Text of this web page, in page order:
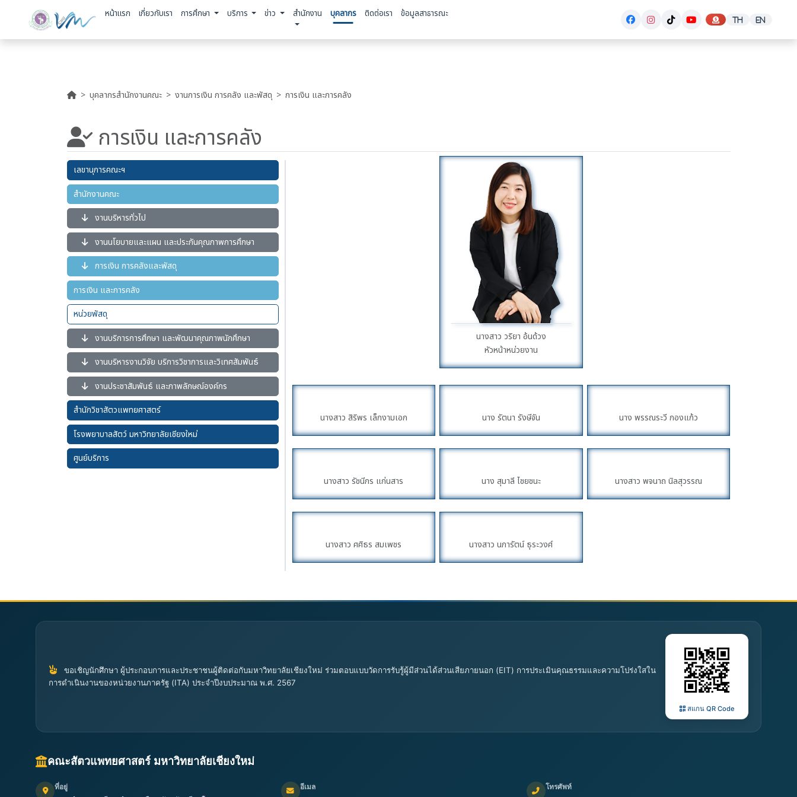
หน้าแรก เกี่ยวกับเรา การศึกษา บริการ ข่าว สำนักงาน บุคลากร ติดต่อเรา ข้อมูลสาธารณะ
บุคลากรสำนักงานคณะ งานการเงิน การคลัง และพัสดุ การเงิน และการคลัง
การเงิน และการคลัง
เลขานุการคณะฯ
สำนักงานคณะ
งานบริหารทั่วไป
งานนโยบายและแผน และประกันคุณภาพการศึกษา
การเงิน การคลังและพัสดุ
การเงิน และการคลัง
หน่วยพัสดุ
งานบริการการศึกษา และพัฒนาคุณภาพนักศึกษา
งานบริหารงานวิจัย บริการวิชาการและวิเทศสัมพันธ์
งานประชาสัมพันธ์ และภาพลักษณ์องค์กร
สำนักวิชาสัตวแพทยศาสตร์
โรงพยาบาลสัตว์ มหาวิทยาลัยเชียงใหม่
ศูนย์บริการ
นางสาว วริยา อ้นด้วง
หัวหน้าหน่วยงาน
นางสาว สิริพร เล็กงามเอก นาง รัตนา รังษีจัน นาง พรรณระวี กองแก้ว
นางสาว รัชนีกร แก่นสาร นาง สุมาลี ไชยชนะ นางสาว พจนาถ นิลสุวรรณ
นางสาว ศศิธร สมเพชร นางสาว นภารัตน์ ธุระวงศ์
ขอเชิญนักศึกษา ผู้ประกอบการและประชาชนผู้ติดต่อกับมหาวิทยาลัยเชียงใหม่ ร่วมตอบแบบวัดการรับรู้ผู้มีส่วนได้ส่วนเสียภายนอก (EIT) การประเมินคุณธรรมและความโปร่งใสใน
การดำเนินงานของหน่วยงานภาครัฐ (ITA) ประจำปีงบประมาณ พ.ศ. 2567
สแกน QR Code
คณะสัตวแพทยศาสตร์ มหาวิทยาลัยเชียงใหม่
ที่อยู่ อีเมล โทรศัพท์